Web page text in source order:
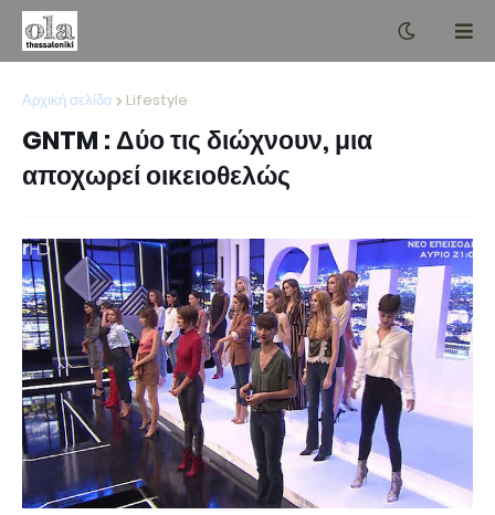
Αρχική σελίδα Lifestyle
GNTM : Δύο τις διώχνουν, μια
αποχωρεί οικειοθελώς